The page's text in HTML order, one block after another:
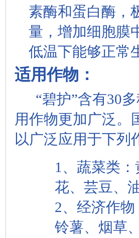
素酶和蛋白酶，
量，增加细胞膜
低温下能够正常
适用作物：
“碧护”含有30多
用作物更加广泛。
以广泛应用于下列
1、蔬菜类
花、芸豆、
2、经济作
铃薯、烟草